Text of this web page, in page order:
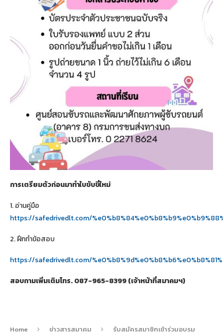
การเตรียมตัวก่อนมาทำใบขับขี่ใหม่
1. อ่านคู่มือ
https://safedrivedlt.com/
2. ฝึกทำข้อสอบ
https://safedrivedlt.com/
สอบถามเพิ่มเติมโทร. 087-965-8399 (เจ้าหน้าที่สมาคมฯ)
Home ข่าวสารสมาคม
รับสมัครสมาชิกเข้าร่วมอบรม